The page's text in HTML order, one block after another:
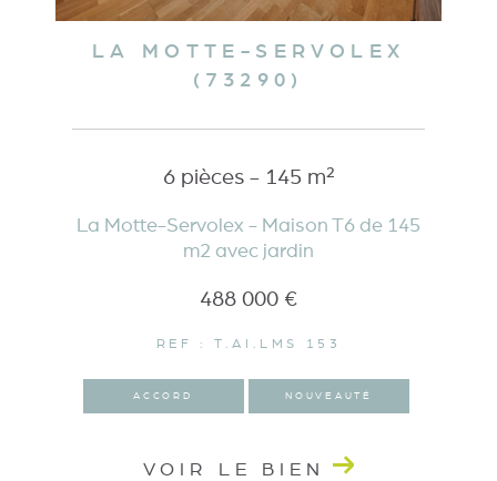
LA MOTTE-SERVOLEX
(73290)
6 pièces - 145 m²
La Motte-Servolex - Maison T6 de 145
m2 avec jardin
488 000 €
REF : T.AI.LMS 153
ACCORD NOUVEAUTÉ
VOIR LE BIEN